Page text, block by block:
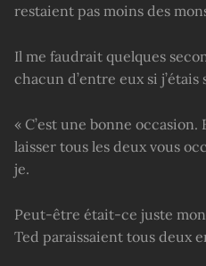
restaient pas moins des
Il me faudrait quelques
chacun d’entre eux si
« C’est une bonne
laisser tous les deux vous
je.
Peut-être était-ce juste
Ted paraissaient tous deux